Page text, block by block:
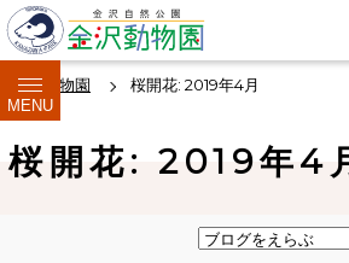
MENU
金沢動物園 桜開花: 2019年4月
桜開花: 2019年4